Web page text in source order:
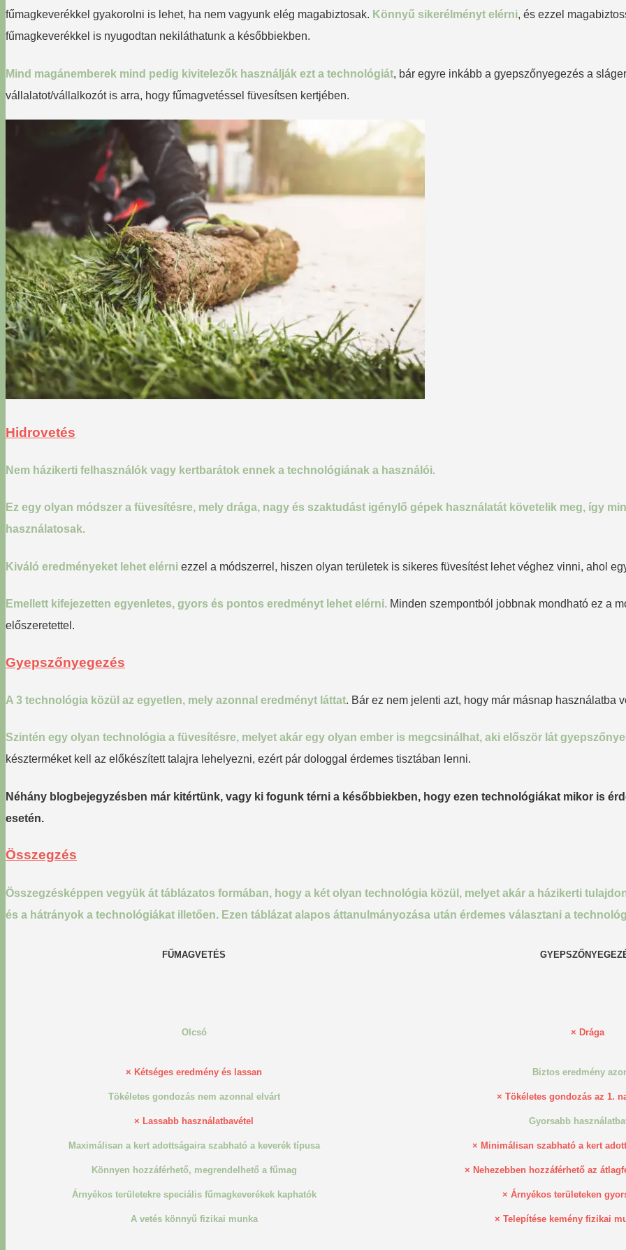
fűmagkeverékkel gyakorolni is lehet, ha nem vagyunk elég magabiztosak. Könnyű sikerélményt elérni, és ezzel
fűmagkeverékkel is nyugodtan nekiláthatunk a későbbiekben.
Mind magánemberek mind pedig kivitelezők használják ezt a technológiát, bár egyre inkább a gyepszőnyegezés a
vállalatot/vállalkozót is arra, hogy fűmagvetéssel füvesítsen kertjében.
Hidrovetés
Nem házikerti felhasználók vagy kertbarátok ennek a technológiának a használói.
Ez egy olyan módszer a füvesítésre, mely drága, nagy és szaktudást igénylő gépek használatát követelik meg, így
használatosak.
Kiváló eredményeket lehet elérni ezzel a módszerrel, hiszen olyan területek is sikeres füvesítést lehet véghez vinni, ahol
Emellett kifejezetten egyenletes, gyors és pontos eredményt lehet elérni. Minden szempontból jobbnak mondható ez a
előszeretettel.
Gyepszőnyegezés
A 3 technológia közül az egyetlen, mely azonnal eredményt láttat. Bár ez nem jelenti azt, hogy már másnap használatba
Szintén egy olyan technológia a füvesítésre, melyet akár egy olyan ember is megcsinálhat, aki először lát
készterméket kell az előkészített talajra lehelyezni, ezért pár dologgal érdemes tisztában lenni.
Néhány blogbejegyzésben már kitértünk, vagy ki fogunk térni a későbbiekben, hogy ezen technológiákat mikor is
esetén.
Összegzés
Összegzésképpen vegyük át táblázatos formában, hogy a két olyan technológia közül, melyet akár a házikerti
és a hátrányok a technológiákat illetően. Ezen táblázat alapos áttanulmányozása után érdemes választani a
FŰMAGVETÉS
Olcsó × Drága
× Kétséges eredmény és lassan Biztos eredmény
Tökéletes gondozás nem azonnal elvárt × Tökéletes gondozás az 1.
× Lassabb használatbavétel Gyorsabb
Maximálisan a kert adottságaira szabható a keverék típusa × Minimálisan szabható a kert
Könnyen hozzáférhető, megrendelhető a fűmag × Nehezebben hozzáférhető az
Árnyékos területekre speciális fűmagkeverékek kaphatók × Árnyékos területeken
A vetés könnyű fizikai munka × Telepítése kemény fizikai